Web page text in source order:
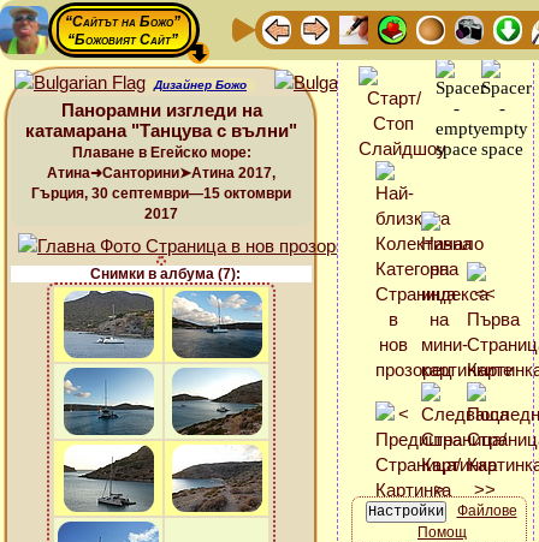
“Сайтът на Божо”
“Божовият Сайт”
Дизайнер Божо
Панорамни изгледи на
катамарана "Танцува с вълни"
Плаване в Егейско море:
Атина➜Санторини➤Атина 2017,
Гърция, 30 септември—15 октомври
2017
Снимки в албума (7):
Файлове
Помощ